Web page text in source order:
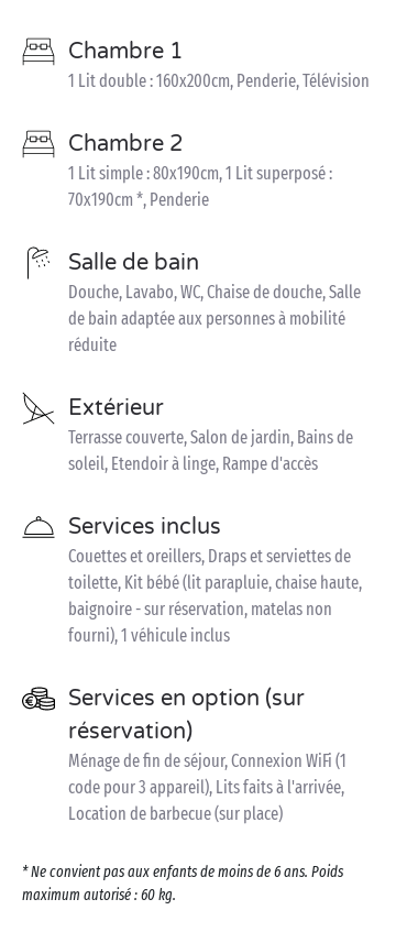
Chambre 1
1 Lit double : 160x200cm, Penderie, Télévision
Chambre 2
1 Lit simple : 80x190cm, 1 Lit superposé :
70x190cm *, Penderie
Salle de bain
Douche, Lavabo, WC, Chaise de douche, Salle
de bain adaptée aux personnes à mobilité
réduite
Extérieur
Terrasse couverte, Salon de jardin, Bains de
soleil, Etendoir à linge, Rampe d'accès
Services inclus
Couettes et oreillers, Draps et serviettes de
toilette, Kit bébé (lit parapluie, chaise haute,
baignoire - sur réservation, matelas non
fourni), 1 véhicule inclus
Services en option (sur
réservation)
Ménage de fin de séjour, Connexion WiFi (1
code pour 3 appareil), Lits faits à l'arrivée,
Location de barbecue (sur place)
* Ne convient pas aux enfants de moins de 6 ans. Poids
maximum autorisé : 60 kg.